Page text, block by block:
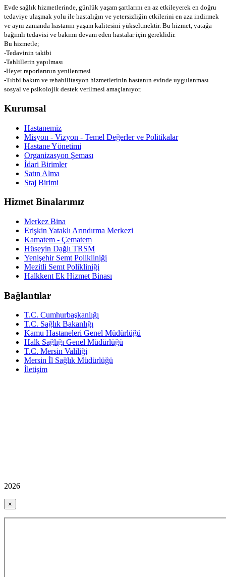
Evde sağlık hizmetlerinde, günlük yaşam şartlarını en az etkileyerek en doğru
tedaviye ulaşmak yolu ile hastalığın ve yetersizliğin etkilerini en aza indirmek
ve aynı zamanda hastanın yaşam kalitesini yükseltmektir. Bu hizmet, yatağa
bağımlı tedavisi ve bakımı devam eden hastalar için gereklidir.
Bu hizmetle;
-Tedavinin takibi
-Tahlillerin yapılması
-Heyet raporlarının yenilenmesi
-Tıbbi bakım ve rehabilitasyon hizmetlerinin hastanın evinde uygulanması
sosyal ve psikolojik destek verilmesi amaçlanıyor.
Kurumsal
Hastanemiz
Misyon - Vizyon - Temel Değerler ve Politikalar
Hastane Yönetimi
Organizasyon Şeması
İdari Birimler
Satın Alma
Staj Birimi
Hizmet Binalarımız
Merkez Bina
Erişkin Yataklı Arındırma Merkezi
Kamatem - Çematem
Hüseyin Dağlı TRSM
Yenişehir Semt Polikliniği
Mezitli Semt Polikliniği
Halkkent Ek Hizmet Binası
Bağlantılar
T.C. Cumhurbaşkanlığı
T.C. Sağlık Bakanlığı
Kamu Hastaneleri Genel Müdürlüğü
Halk Sağlığı Genel Müdürlüğü
T.C. Mersin Valiliği
Mersin İl Sağlık Müdürlüğü
İletişim
2026
×